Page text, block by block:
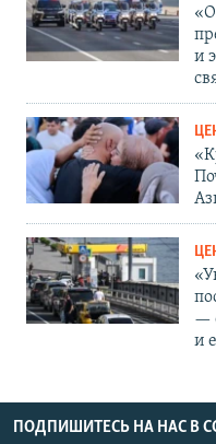
и
—
и
ПОДПИШИТЕСЬ НА НАС В